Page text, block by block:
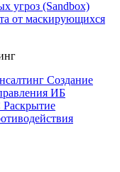
угроз (Sandbox)
от маскирующихся
Создание
ИБ
Раскрытие